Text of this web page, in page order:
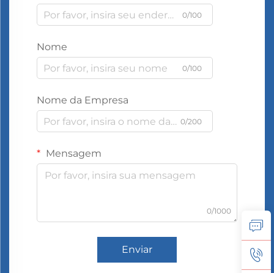
0/100
Nome
0/100
Nome da Empresa
0/200
Mensagem
0/1000
Enviar